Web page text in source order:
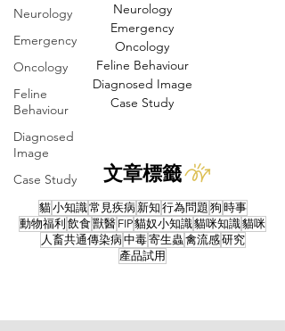
Neurology
Emergency
Oncology
Feline
Behaviour
Diagnosed
Image
Case Study
Neurology
Emergency
Oncology
Feline Behaviour
Diagnosed Image
Case Study
文章標籤
貓小知識常見疾病 新知 行為問題 狗 時事
動物福利 飲食獸醫 FIP貓奴小知識貓咪知識貓咪
人畜共通傳染病 中毒寄生蟲 禽流感研究
產品試用